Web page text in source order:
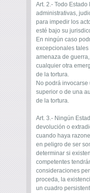
Art. 2.- Todo
administrativas,
para impedir los
esté bajo su
En ningún caso
excepcionales
amenaza de
cualquier otra
de la tortura.
No podrá
superior o de una
de la tortura.
Art. 3.- Ningún
devolución o
cuando haya
en peligro de ser
determinar si
competentes
consideraciones
proceda, la
un cuadro